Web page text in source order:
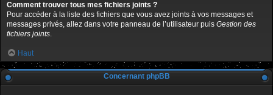
Comment trouver tous mes fichiers joints ?
Pour accéder à la liste des fichiers que vous avez joints à vos messages et
messages privés, allez dans votre panneau de l’utilisateur puis Gestion des
fichiers joints.
Haut
Concernant phpBB